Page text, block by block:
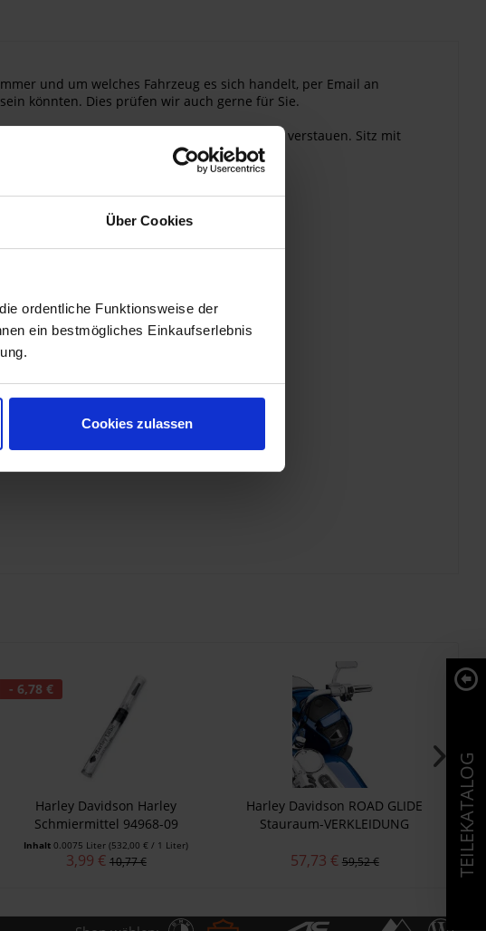
Über Cookies
ordentliche Funktionsweise der
ein bestmögliches Einkaufserlebnis
Cookies zulassen
und um welches Fahrzeug es sich handelt, per Email an
könnten. Dies prüfen wir auch gerne für Sie.
Sitz vor Regen und lässt sich leicht wieder verstauen. Sitz mit
- 6,78 €
Harley Davidson Harley
Schmiermittel 94968-09
Inhalt0.0075 Liter(532,00 € / 1 Liter)
3,99 € 10,77 €
Harley Davidson ROAD GLIDE
Stauraum-VERKLEIDUNG
57,73 € 59,52 € TEILEKATALOG